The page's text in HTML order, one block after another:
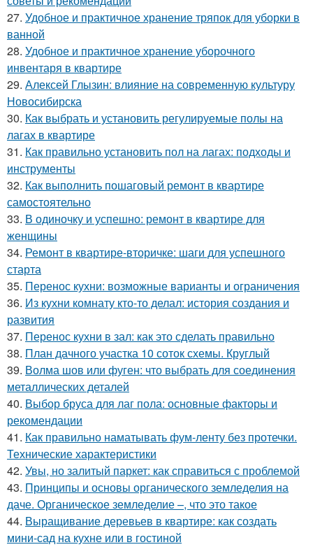
27. Удобное и практичное хранение тряпок для уборки в
ванной
28. Удобное и практичное хранение уборочного
инвентаря в квартире
29. Алексей Глызин: влияние на современную культуру
Новосибирска
30. Как выбрать и установить регулируемые полы на
лагах в квартире
31. Как правильно установить пол на лагах: подходы и
инструменты
32. Как выполнить пошаговый ремонт в квартире
самостоятельно
33. В одиночку и успешно: ремонт в квартире для
женщины
34. Ремонт в квартире-вторичке: шаги для успешного
старта
35. Перенос кухни: возможные варианты и ограничения
36. Из кухни комнату кто-то делал: история создания и
развития
37. Перенос кухни в зал: как это сделать правильно
38. План дачного участка 10 соток схемы. Круглый
39. Волма шов или фуген: что выбрать для соединения
металлических деталей
40. Выбор бруса для лаг пола: основные факторы и
рекомендации
41. Как правильно наматывать фум-ленту без протечки.
Технические характеристики
42. Увы, но залитый паркет: как справиться с проблемой
43. Принципы и основы органического земледелия на
даче. Органическое земледелие –, что это такое
44. Выращивание деревьев в квартире: как создать
мини-сад на кухне или в гостиной